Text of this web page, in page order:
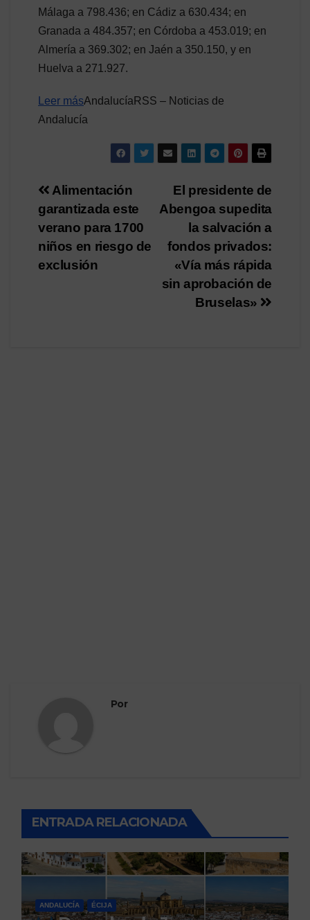
Málaga a 798.436; en Cádiz a 630.434; en
Granada a 484.357; en Córdoba a 453.019; en
Almería a 369.302; en Jaén a 350.150, y en
Huelva a 271.927.
Leer másAndalucíaRSS – Noticias de
Andalucía
Navegación
de
entradas
El presidente de
Abengoa supedita
la salvación a
fondos privados:
«Vía más rápida
sin aprobación de
Bruselas»
Alimentación
garantizada este
verano para 1700
niños en riesgo de
exclusión
Por
ENTRADA RELACIONADA
ANDALUCÍA ÉCIJA